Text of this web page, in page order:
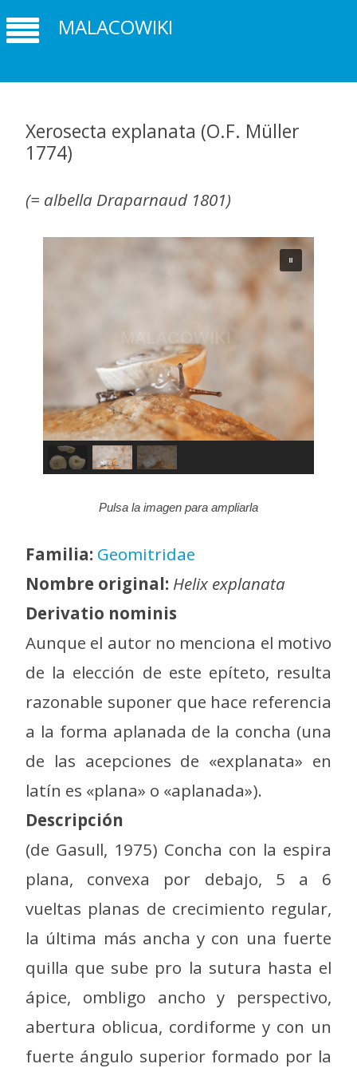
MALACOWIKI
Xerosecta explanata (O.F. Müller
1774)
(= albella Draparnaud 1801)
Pulsa la imagen para ampliarla
Familia: Geomitridae
Nombre original: Helix explanata
Derivatio nominis
Aunque el autor no menciona el motivo
de la elección de este epíteto, resulta
razonable suponer que hace referencia
a la forma aplanada de la concha (una
de las acepciones de «explanata» en
latín es «plana» o «aplanada»).
Descripción
(de Gasull, 1975) Concha con la espira
plana, convexa por debajo, 5 a 6
vueltas planas de crecimiento regular,
la última más ancha y con una fuerte
quilla que sube pro la sutura hasta el
ápice, ombligo ancho y perspectivo,
abertura oblicua, cordiforme y con un
fuerte ángulo superior formado por la